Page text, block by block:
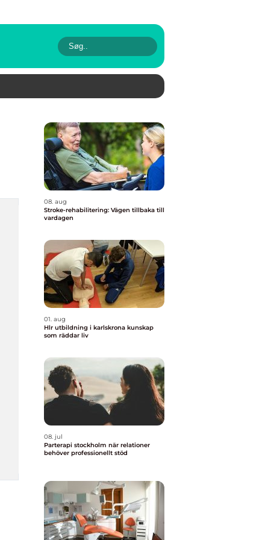
08. aug
Stroke-rehabilitering: Vägen tillbaka till
vardagen
01. aug
Hlr utbildning i karlskrona kunskap
som räddar liv
08. jul
Parterapi stockholm när relationer
behöver professionellt stöd